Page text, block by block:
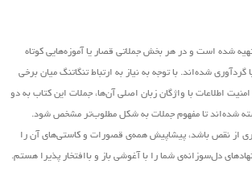
‌شده است و در هر بخش جملاتی قصار یا آموزه‌هایی کوتاه
گردآوری شده‌اند. با توجه به نیاز به ارتباط تنگاتنگ میان برخی
اطلاعات با واژگان زبان اصلی آن‌ها، جملات این کتاب به دو
شده‌اند تا مفهوم جملات به شکل مطلوب‌تر مشخص شود.
از نقص باشد، پیشاپیش همه‌ی قصورات و کاستی‌های آن را
د‌ل‌سوزانه‌ی شما را با آغوشی باز و باافتخار پذیرا هستم.